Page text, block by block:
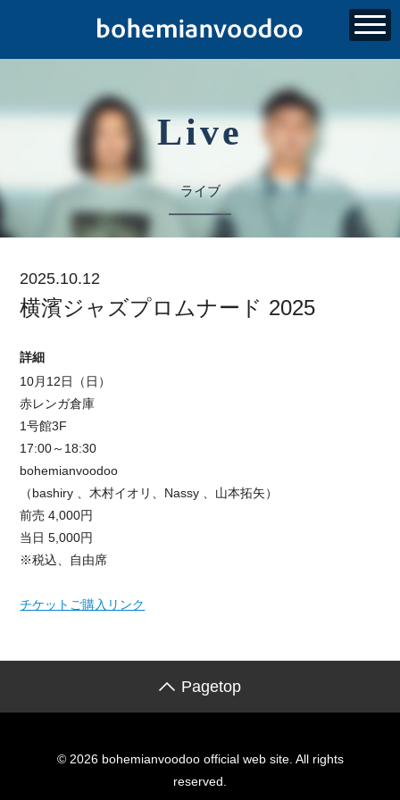
Live
ライブ
2025.10.12
横濱ジャズプロムナード 2025
詳細
10月12日（日）
赤レンガ倉庫
1号館3F
17:00～18:30
bohemianvoodoo
（bashiry 、木村イオリ、Nassy 、山本拓矢）
前売 4,000円
当日 5,000円
※税込、自由席
チケットご購入リンク
Pagetop
© 2026 bohemianvoodoo official web site. All rights
reserved.